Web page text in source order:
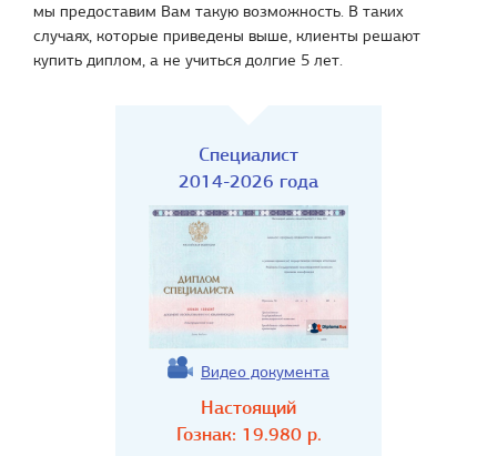
мы предоставим Вам такую возможность. В таких
случаях, которые приведены выше, клиенты решают
купить диплом, а не учиться долгие 5 лет.
Специалист
2014-2026 года
Видео документа
Настоящий
Гознак: 19.980р.